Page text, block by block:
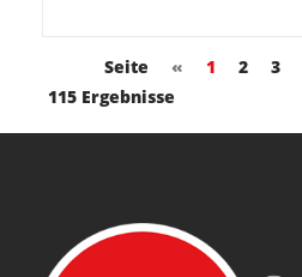
Seite « 1 2 3
115 Ergebnisse